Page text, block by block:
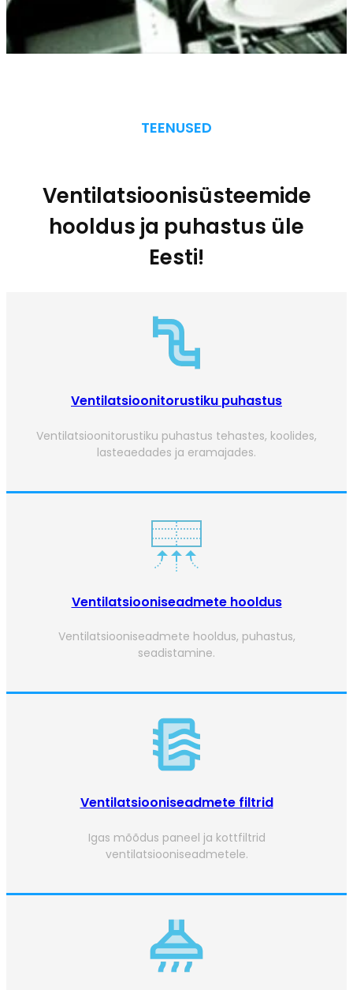
TEENUSED
Ventilatsioonisüsteemide
hooldus ja puhastus üle
Eesti!
Ventilatsioonitorustiku puhastus
Ventilatsioonitorustiku puhastus tehastes, koolides,
lasteaedades ja eramajades.
Ventilatsiooniseadmete hooldus
Ventilatsiooniseadmete hooldus, puhastus,
seadistamine.
Ventilatsiooniseadmete filtrid
Igas mõõdus paneel ja kottfiltrid
ventilatsiooniseadmetele.